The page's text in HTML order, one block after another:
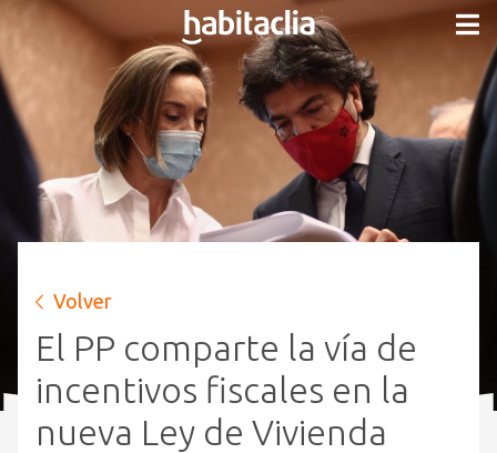
Volver
El PP comparte la vía de
incentivos fiscales en la
nueva Ley de Vivienda